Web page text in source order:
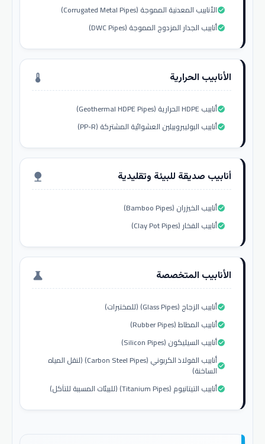
الأنابيب المعدنية المموجة (Corrugated Metal Pipes)check_circle
أنابيب الجدار المزدوج المموجة (DWC Pipes)check_circle
الأنابيب الحرارية thermostat
أنابيب HDPE الحرارية (Geothermal HDPE Pipes)check_circle
أنابيب البوليبروبيلين العشوائية المشتركة (PP-R)check_circle
أنابيب صديقة للبيئة وتقليدية nature
أنابيب الخيزران (Bamboo Pipes)check_circle
أنابيب الفخار (Clay Pot Pipes)check_circle
الأنابيب المتخصصة science
أنابيب الزجاج (Glass Pipes) (للمختبرات)check_circle
أنابيب المطاط (Rubber Pipes)check_circle
أنابيب السيليكون (Silicon Pipes)check_circle
أنابيب الفولاذ الكربوني (Carbon Steel Pipes) (لنقل المياه
الساخنة)check_circle
أنابيب التيتانيوم (Titanium Pipes) (للبيئات المسببة للتآكل)check_circle